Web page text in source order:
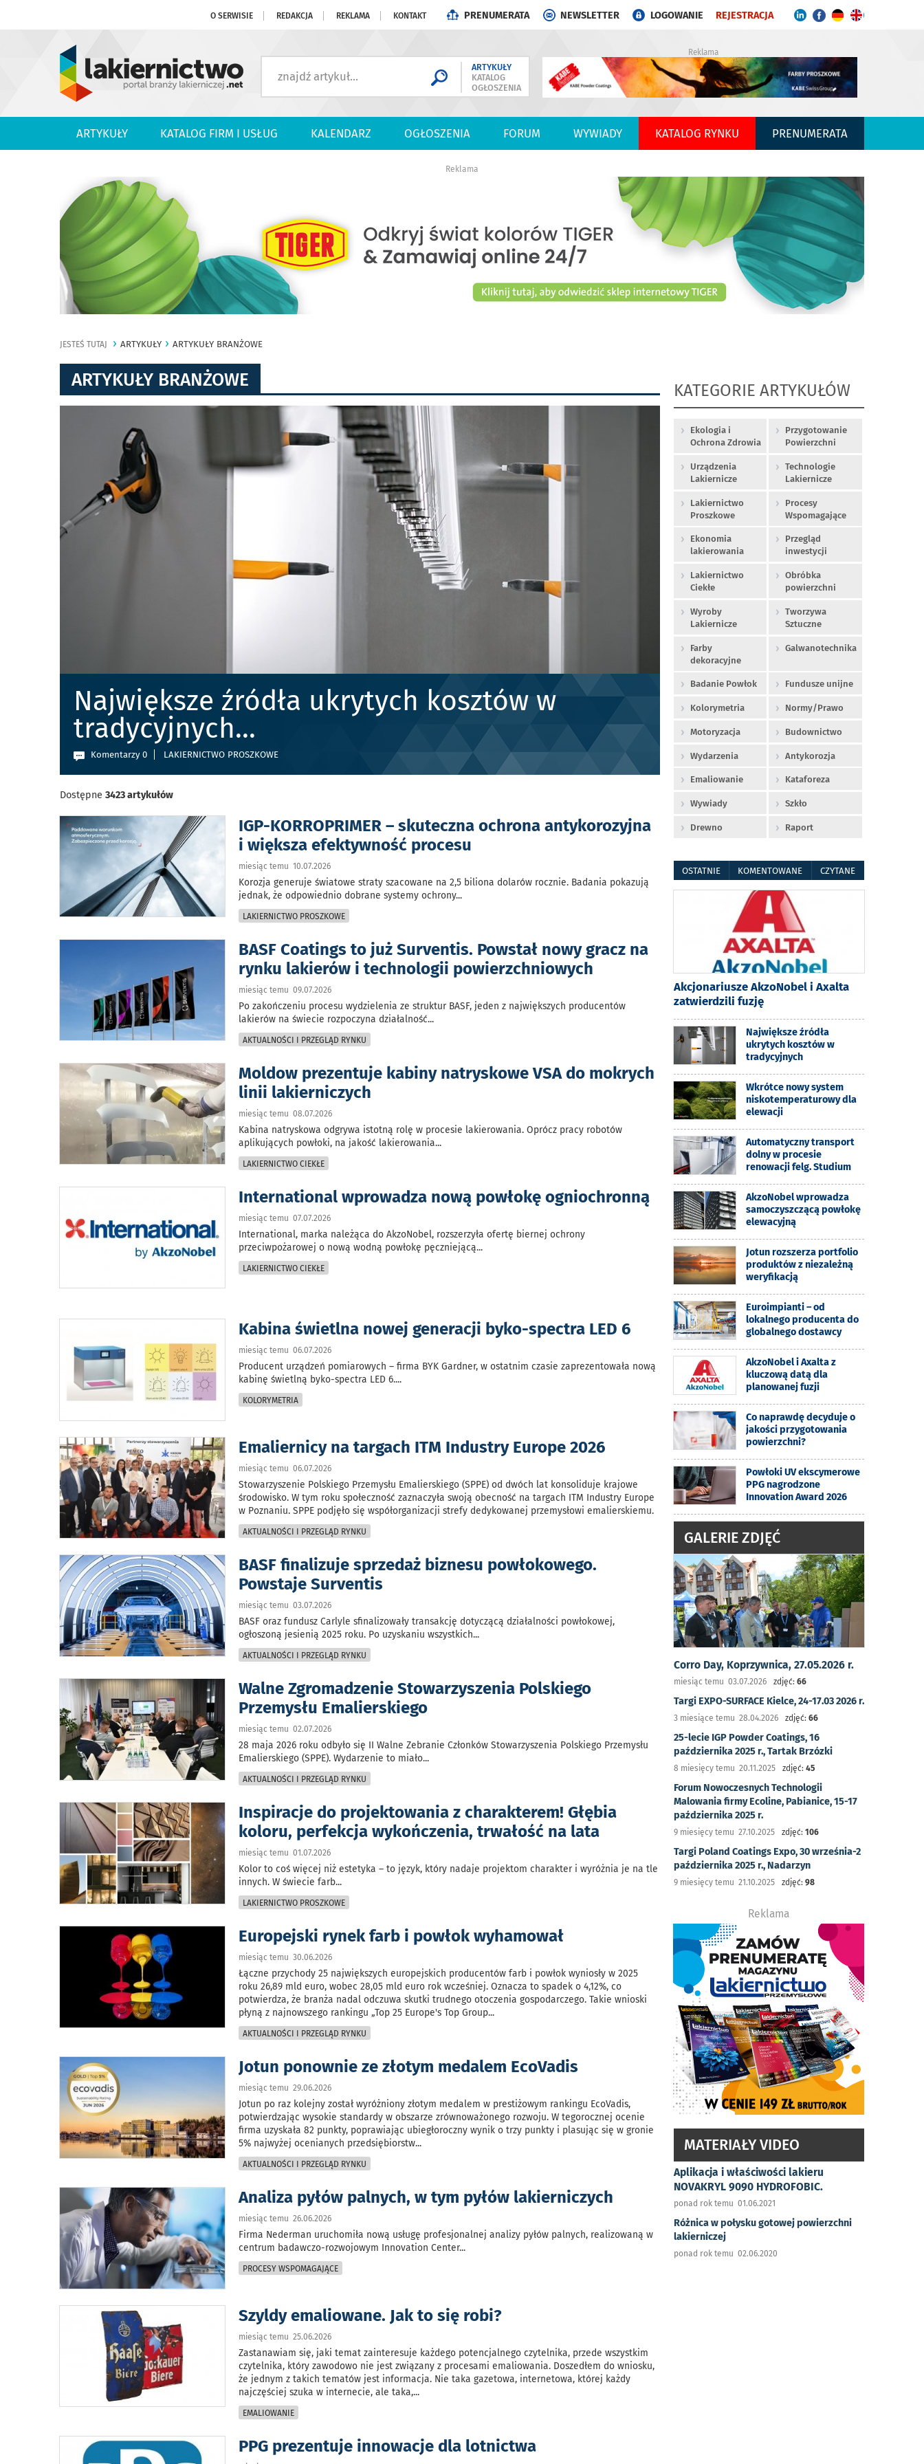
O SERWISIE REDAKCJA REKLAMA KONTAKT PRENUMERATA NEWSLETTER LOGOWANIE REJESTRACJA
ARTYKUŁY
KATALOG
OGŁOSZENIA
Reklama
ARTYKUŁY KATALOG FIRM I USŁUG KALENDARZ OGŁOSZENIA FORUM WYWIADY KATALOG RYNKU PRENUMERATA
Reklama
JESTEŚ TUTAJ ARTYKUŁY ARTYKUŁY BRANŻOWE
ARTYKUŁY BRANŻOWE
Największe źródła ukrytych kosztów w
tradycyjnych...
Komentarzy 0 LAKIERNICTWO PROSZKOWE
Dostępne 3423 artykułów
IGP-KORROPRIMER – skuteczna ochrona antykorozyjna
i większa efektywność procesu
miesiąc temu 10.07.2026
Korozja generuje światowe straty szacowane na 2,5 biliona dolarów rocznie. Badania pokazują
jednak, że odpowiednio dobrane systemy ochrony...
LAKIERNICTWO PROSZKOWE
BASF Coatings to już Surventis. Powstał nowy gracz na
rynku lakierów i technologii powierzchniowych
miesiąc temu 09.07.2026
Po zakończeniu procesu wydzielenia ze struktur BASF, jeden z największych producentów
lakierów na świecie rozpoczyna działalność...
AKTUALNOŚCI I PRZEGLĄD RYNKU
Moldow prezentuje kabiny natryskowe VSA do mokrych
linii lakierniczych
miesiąc temu 08.07.2026
Kabina natryskowa odgrywa istotną rolę w procesie lakierowania. Oprócz pracy robotów
aplikujących powłoki, na jakość lakierowania...
LAKIERNICTWO CIEKŁE
International wprowadza nową powłokę ogniochronną
miesiąc temu 07.07.2026
International, marka należąca do AkzoNobel, rozszerzyła ofertę biernej ochrony
przeciwpożarowej o nową wodną powłokę pęczniejącą...
LAKIERNICTWO CIEKŁE
Kabina świetlna nowej generacji byko-spectra LED 6
miesiąc temu 06.07.2026
Producent urządzeń pomiarowych – firma BYK Gardner, w ostatnim czasie zaprezentowała nową
kabinę świetlną byko-spectra LED 6....
KOLORYMETRIA
Emaliernicy na targach ITM Industry Europe 2026
miesiąc temu 06.07.2026
Stowarzyszenie Polskiego Przemysłu Emalierskiego (SPPE) od dwóch lat konsoliduje krajowe
środowisko. W tym roku społeczność zaznaczyła swoją obecność na targach ITM Industry Europe
w Poznaniu. SPPE podjęło się współorganizacji strefy dedykowanej przemysłowi emalierskiemu.
AKTUALNOŚCI I PRZEGLĄD RYNKU
BASF finalizuje sprzedaż biznesu powłokowego.
Powstaje Surventis
miesiąc temu 03.07.2026
BASF oraz fundusz Carlyle sfinalizowały transakcję dotyczącą działalności powłokowej,
ogłoszoną jesienią 2025 roku. Po uzyskaniu wszystkich...
AKTUALNOŚCI I PRZEGLĄD RYNKU
Walne Zgromadzenie Stowarzyszenia Polskiego
Przemysłu Emalierskiego
miesiąc temu 02.07.2026
28 maja 2026 roku odbyło się II Walne Zebranie Członków Stowarzyszenia Polskiego Przemysłu
Emalierskiego (SPPE). Wydarzenie to miało...
AKTUALNOŚCI I PRZEGLĄD RYNKU
Inspiracje do projektowania z charakterem! Głębia
koloru, perfekcja wykończenia, trwałość na lata
miesiąc temu 01.07.2026
Kolor to coś więcej niż estetyka – to język, który nadaje projektom charakter i wyróżnia je na tle
innych. W świecie farb...
LAKIERNICTWO PROSZKOWE
Europejski rynek farb i powłok wyhamował
miesiąc temu 30.06.2026
Łączne przychody 25 największych europejskich producentów farb i powłok wyniosły w 2025
roku 26,89 mld euro, wobec 28,05 mld euro rok wcześniej. Oznacza to spadek o 4,12%, co
potwierdza, że branża nadal odczuwa skutki trudnego otoczenia gospodarczego. Takie wnioski
płyną z najnowszego rankingu „Top 25 Europe's Top Group...
AKTUALNOŚCI I PRZEGLĄD RYNKU
Jotun ponownie ze złotym medalem EcoVadis
miesiąc temu 29.06.2026
Jotun po raz kolejny został wyróżniony złotym medalem w prestiżowym rankingu EcoVadis,
potwierdzając wysokie standardy w obszarze zrównoważonego rozwoju. W tegorocznej ocenie
firma uzyskała 82 punkty, poprawiając ubiegłoroczny wynik o trzy punkty i plasując się w gronie
5% najwyżej ocenianych przedsiębiorstw...
AKTUALNOŚCI I PRZEGLĄD RYNKU
Analiza pyłów palnych, w tym pyłów lakierniczych
miesiąc temu 26.06.2026
Firma Nederman uruchomiła nową usługę profesjonalnej analizy pyłów palnych, realizowaną w
centrum badawczo-rozwojowym Innovation Center...
PROCESY WSPOMAGAJĄCE
Szyldy emaliowane. Jak to się robi?
miesiąc temu 25.06.2026
Zastanawiam się, jaki temat zainteresuje każdego potencjalnego czytelnika, przede wszystkim
czytelnika, który zawodowo nie jest związany z procesami emaliowania. Doszedłem do wniosku,
że jednym z takich tematów jest informacja. Nie taka gazetowa, internetowa, której każdy
najczęściej szuka w internecie, ale taka,...
EMALIOWANIE
PPG prezentuje innowacje dla lotnictwa
KATEGORIE ARTYKUŁÓW
Ekologia i
Ochrona Zdrowia
Przygotowanie
Powierzchni
Urządzenia
Lakiernicze
Technologie
Lakiernicze
Lakiernictwo
Proszkowe
Procesy
Wspomagające
Ekonomia
lakierowania
Przegląd
inwestycji
Lakiernictwo
Ciekłe
Obróbka
powierzchni
Wyroby
Lakiernicze
Tworzywa
Sztuczne
Farby
dekoracyjne
Galwanotechnika
Badanie Powłok Fundusze unijne
Kolorymetria Normy/Prawo
Motoryzacja Budownictwo
Wydarzenia Antykorozja
Emaliowanie Kataforeza
Wywiady Szkło
Drewno Raport
OSTATNIE KOMENTOWANE CZYTANE
Akcjonariusze AkzoNobel i Axalta
zatwierdzili fuzję
Największe źródła
ukrytych kosztów w
tradycyjnych
Wkrótce nowy system
niskotemperaturowy dla
elewacji
Automatyczny transport
dolny w procesie
renowacji felg. Studium
AkzoNobel wprowadza
samoczyszczącą powłokę
elewacyjną
Jotun rozszerza portfolio
produktów z niezależną
weryfikacją
Euroimpianti – od
lokalnego producenta do
globalnego dostawcy
AkzoNobel i Axalta z
kluczową datą dla
planowanej fuzji
Co naprawdę decyduje o
jakości przygotowania
powierzchni?
Powłoki UV ekscymerowe
PPG nagrodzone
Innovation Award 2026
GALERIE ZDJĘĆ
Corro Day, Koprzywnica, 27.05.2026 r.
miesiąc temu 03.07.2026 zdjęć: 66
Targi EXPO-SURFACE Kielce, 24-17.03 2026 r.
3 miesiące temu 28.04.2026 zdjęć: 66
25-lecie IGP Powder Coatings, 16
października 2025 r., Tartak Brzózki
8 miesięcy temu 20.11.2025 zdjęć: 45
Forum Nowoczesnych Technologii
Malowania firmy Ecoline, Pabianice, 15-17
października 2025 r.
9 miesięcy temu 27.10.2025 zdjęć: 106
Targi Poland Coatings Expo, 30 września-2
października 2025 r., Nadarzyn
9 miesięcy temu 21.10.2025 zdjęć: 98
Reklama
MATERIAŁY VIDEO
Aplikacja i właściwości lakieru
NOVAKRYL 9090 HYDROFOBIC.
ponad rok temu 01.06.2021
Różnica w połysku gotowej powierzchni
lakierniczej
ponad rok temu 02.06.2020